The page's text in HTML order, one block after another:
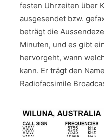
festen Uhrzeiten über
ausgesendet bzw.
beträgt die
Minuten, und es gibt
hervorgeht, wann
kann. Er trägt den
Radiofacsimile